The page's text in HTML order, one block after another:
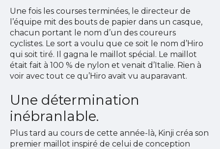
Une fois les courses terminées, le directeur de
l’équipe mit des bouts de papier dans un casque,
chacun portant le nom d’un des coureurs
cyclistes. Le sort a voulu que ce soit le nom d’Hiro
qui soit tiré. Il gagna le maillot spécial. Le maillot
était fait à 100 % de nylon et venait d’Italie. Rien à
voir avec tout ce qu’Hiro avait vu auparavant.
Une détermination
inébranlable.
Plus tard au cours de cette année-là, Kinji créa son
premier maillot inspiré de celui de conception